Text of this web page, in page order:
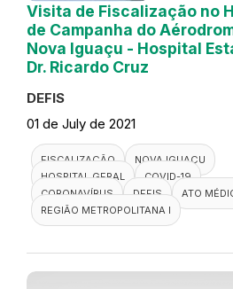
Visita de Fiscalização no
de Campanha do
Nova Iguaçu - Hospital
Dr. Ricardo Cruz
DEFIS
01 de July de 2021
FISCALIZAÇÃO
NOVA IGUAÇU
HOSPITAL GERAL
COVID-19
CORONAVÍRUS
DEFIS
ATO
REGIÃO METROPOLITANA I